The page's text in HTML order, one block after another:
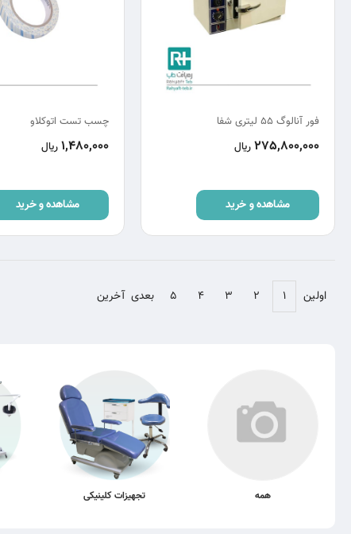
فور آنالوگ 55 لیتری شفا
275,800,000 ریال
مشاهده و خرید
چسب تست اتوکلاو
1,480,000 ریال
مشاهده و خرید
اولین ۱ ۲ ۳ ۴ ۵ بعدی آخرین
همه تجهیزات کلینیکی